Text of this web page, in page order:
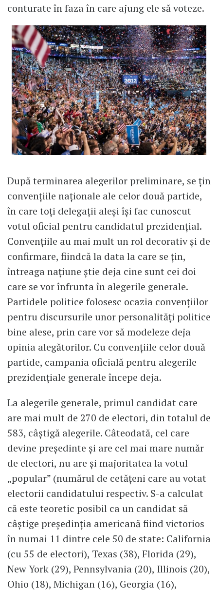
conturate în faza în care ajung ele să voteze.
După terminarea alegerilor preliminare, se ţin
convenţiile naţionale ale celor două partide,
în care toţi delegaţii aleşi îşi fac cunoscut
votul oficial pentru candidatul prezidenţial.
Convenţiile au mai mult un rol decorativ şi de
confirmare, fiindcă la data la care se ţin,
întreaga naţiune ştie deja cine sunt cei doi
care se vor înfrunta în alegerile generale.
Partidele politice folosesc ocazia convenţiilor
pentru discursurile unor personalităţi politice
bine alese, prin care vor să modeleze deja
opinia alegătorilor. Cu convenţiile celor două
partide, campania oficială pentru alegerile
prezidenţiale generale începe deja.
La alegerile generale, primul candidat care
are mai mult de 270 de electori, din totalul de
583, câștigă alegerile. Câteodată, cel care
devine preşedinte şi are cel mai mare număr
de electori, nu are şi majoritatea la votul
„popular” (numărul de cetăţeni care au votat
electorii candidatului respectiv. S-a calculat
că este teoretic posibil ca un candidat să
câştige preşedinţia americană fiind victorios
în numai 11 dintre cele 50 de state: California
(cu 55 de electori), Texas (38), Florida (29),
New York (29), Pennsylvania (20), Illinois (20),
Ohio (18), Michigan (16), Georgia (16),